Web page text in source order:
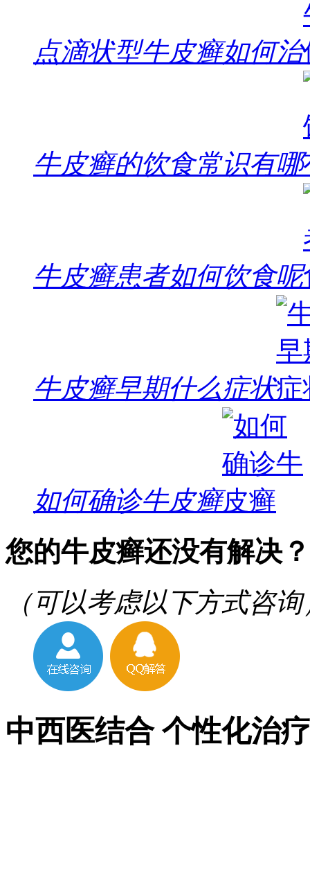
点滴状型牛皮癣如何治
牛皮癣的饮食常识有哪
牛皮癣患者如何饮食呢
牛皮癣早期什么症状
如何确诊牛皮癣
您的牛皮癣还没有解决？
（可以考虑以下方式咨询
中西医结合 个性化治